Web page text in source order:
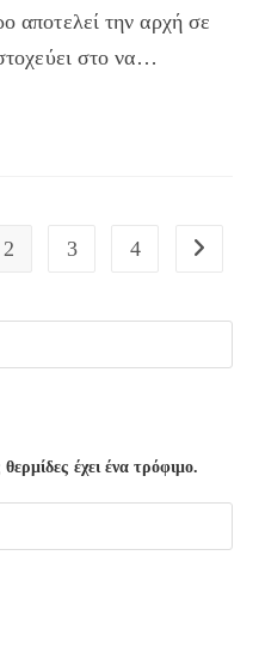
αποτελεί την αρχή σε
στο να…
2 3 4 Go to
έχει ένα τρόφιμο.